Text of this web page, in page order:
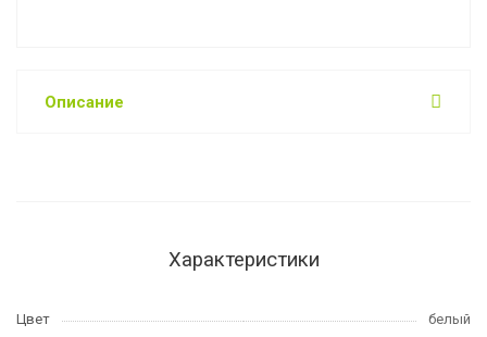
Описание
Характеристики
Цвет
белый